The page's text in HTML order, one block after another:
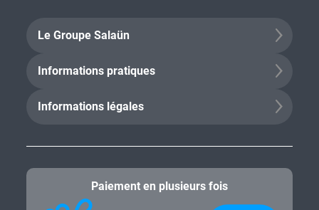
Le Groupe Salaün
Informations pratiques
Informations légales
Paiement en plusieurs fois